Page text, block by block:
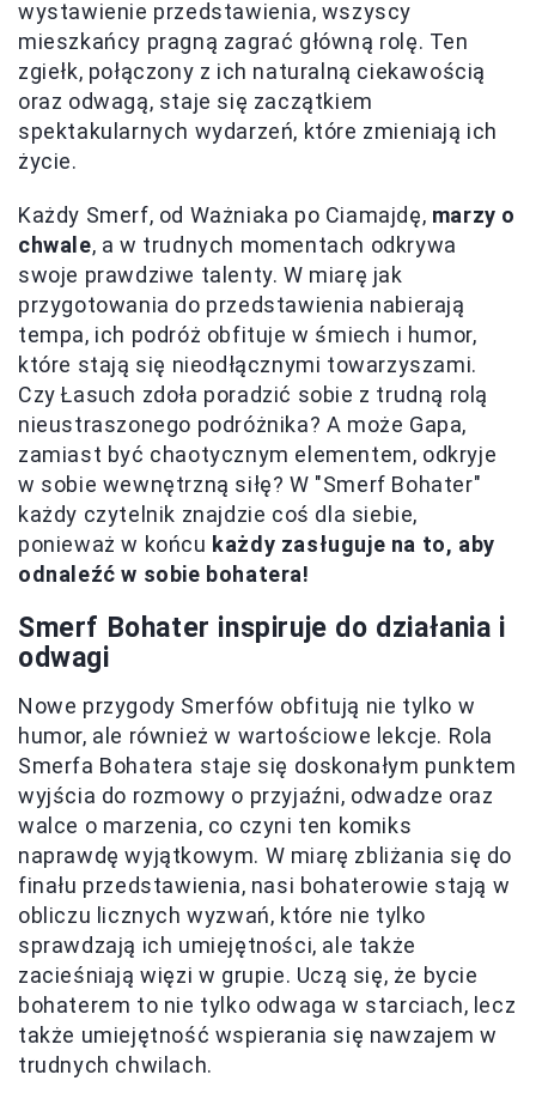
wystawienie przedstawienia, wszyscy
mieszkańcy pragną zagrać główną rolę. Ten
zgiełk, połączony z ich naturalną ciekawością
oraz odwagą, staje się zaczątkiem
spektakularnych wydarzeń, które zmieniają ich
życie.
Każdy Smerf, od Ważniaka po Ciamajdę, marzy o
chwale, a w trudnych momentach odkrywa
swoje prawdziwe talenty. W miarę jak
przygotowania do przedstawienia nabierają
tempa, ich podróż obfituje w śmiech i humor,
które stają się nieodłącznymi towarzyszami.
Czy Łasuch zdoła poradzić sobie z trudną rolą
nieustraszonego podróżnika? A może Gapa,
zamiast być chaotycznym elementem, odkryje
w sobie wewnętrzną siłę? W "Smerf Bohater"
każdy czytelnik znajdzie coś dla siebie,
ponieważ w końcu każdy zasługuje na to, aby
odnaleźć w sobie bohatera!
Smerf Bohater inspiruje do działania i
odwagi
Nowe przygody Smerfów obfitują nie tylko w
humor, ale również w wartościowe lekcje. Rola
Smerfa Bohatera staje się doskonałym punktem
wyjścia do rozmowy o przyjaźni, odwadze oraz
walce o marzenia, co czyni ten komiks
naprawdę wyjątkowym. W miarę zbliżania się do
finału przedstawienia, nasi bohaterowie stają w
obliczu licznych wyzwań, które nie tylko
sprawdzają ich umiejętności, ale także
zacieśniają więzi w grupie. Uczą się, że bycie
bohaterem to nie tylko odwaga w starciach, lecz
także umiejętność wspierania się nawzajem w
trudnych chwilach.